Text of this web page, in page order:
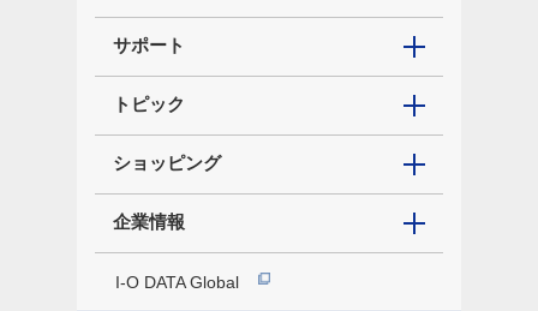
サポート
トピック
ショッピング
企業情報
I-O DATA Global